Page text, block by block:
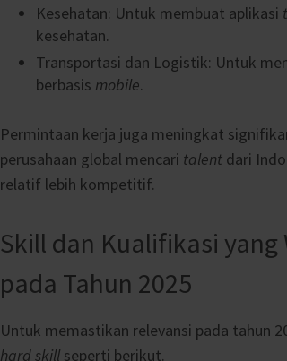
Kesehatan: Untuk membuat aplikasi
kesehatan.
Transportasi dan Logistik: Untuk
berbasis mobile.
Permintaan kerja juga meningkat
perusahaan global mencari talent dari
relatif lebih kompetitif.
Skill dan Kualifikasi
pada Tahun 2025
Untuk memastikan relevansi pada tahun
hard skill seperti berikut.